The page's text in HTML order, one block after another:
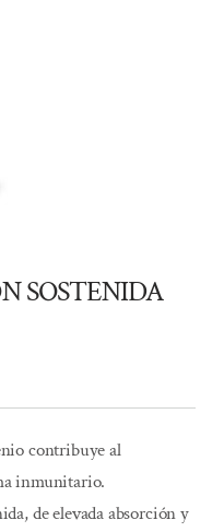
SOSTENIDA
contribuye al
inmunitario.
de elevada absorción y